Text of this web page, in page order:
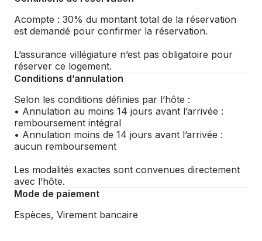
Acompte : 30% du montant total de la réservation
est demandé pour confirmer la réservation.
L’assurance villégiature n’est pas obligatoire pour
réserver ce logement.
Conditions d’annulation
Selon les conditions définies par l’hôte :
• Annulation au moins 14 jours avant l’arrivée :
remboursement intégral
• Annulation moins de 14 jours avant l’arrivée :
aucun remboursement
Les modalités exactes sont convenues directement
avec l’hôte.
Mode de paiement
Espèces, Virement bancaire